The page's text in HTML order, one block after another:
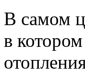
В самом
в